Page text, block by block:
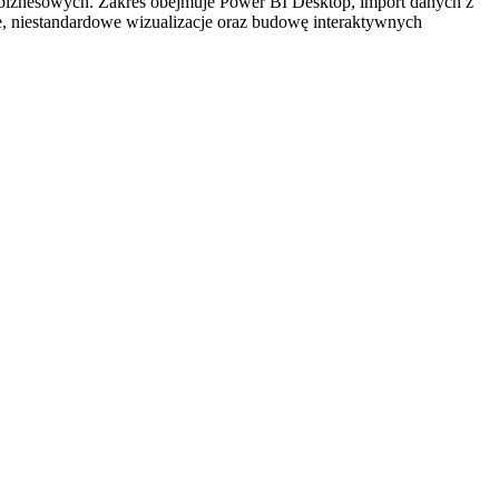
wizualizacje oraz budowę interaktywnych